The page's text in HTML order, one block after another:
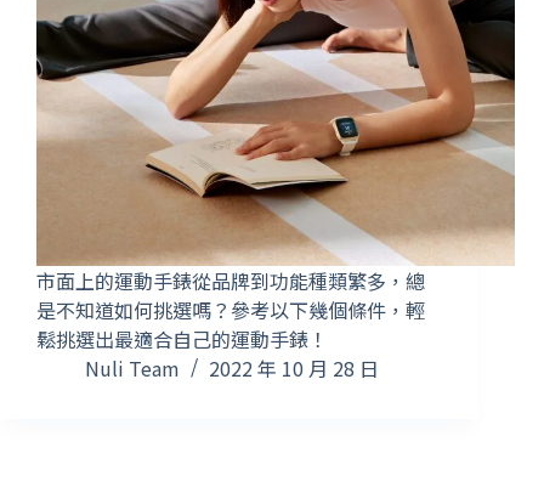
市面上的運動手錶從品牌到功能種類繁多，總
是不知道如何挑選嗎？參考以下幾個條件，輕
鬆挑選出最適合自己的運動手錶！
Nuli Team
2022 年 10 月 28 日